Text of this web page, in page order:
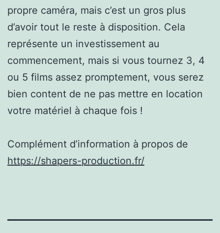
propre caméra, mais c’est un gros plus
d’avoir tout le reste à disposition. Cela
représente un investissement au
commencement, mais si vous tournez 3, 4
ou 5 films assez promptement, vous serez
bien content de ne pas mettre en location
votre matériel à chaque fois !
Complément d’information à propos de
https://shapers-production.fr/